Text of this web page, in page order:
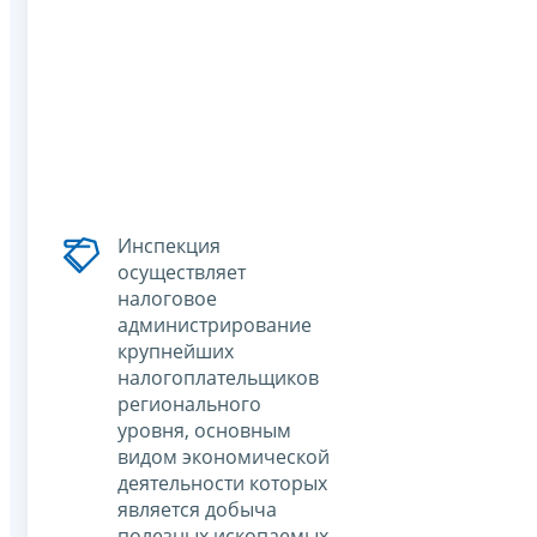
Инспекция
осуществляет
налоговое
администрирование
крупнейших
налогоплательщиков
регионального
уровня, основным
видом экономической
деятельности которых
является добыча